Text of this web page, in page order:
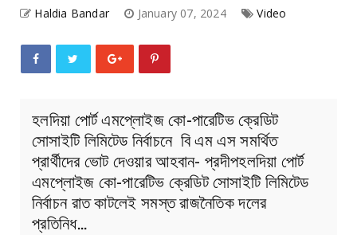
Haldia Bandar January 07, 2024 Video
হলদিয়া পোর্ট এমপ্লোইজ কো-পারেটিভ ক্রেডিট
সোসাইটি লিমিটেড নির্বাচনে বি এম এস সমর্থিত
প্রার্থীদের ভোট দেওয়ার আহবান- প্রদীপহলদিয়া পোর্ট
এমপ্লোইজ কো-পারেটিভ ক্রেডিট সোসাইটি লিমিটেড
নির্বাচন রাত কাটলেই সমস্ত রাজনৈতিক দলের
প্রতিনিধ…